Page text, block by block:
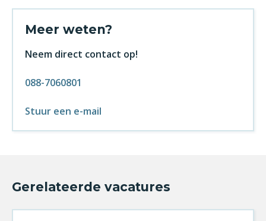
Meer weten?
Neem direct contact op!
088-7060801
Stuur een e-mail
Gerelateerde vacatures